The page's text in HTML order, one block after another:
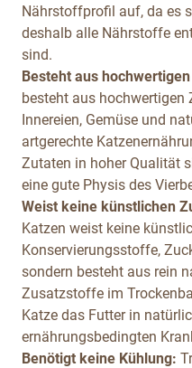
Nährstoffprofil auf, da es
deshalb alle Nährstoffe
sind.
Besteht aus
besteht aus hochwertigen
Innereien, Gemüse und
artgerechte
Zutaten in hoher Qualität
eine gute Physis des
Weist keine künstlichen
Katzen weist keine
Konservierungsstoffe,
sondern besteht aus rein
Zusatzstoffe im
Katze das Futter in
ernährungsbedingten
Benötigt keine Kühlung: